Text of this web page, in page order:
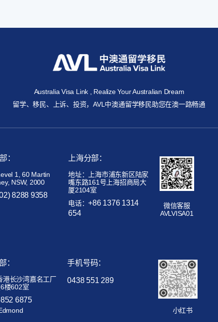
Australia Visa Link , Realize Your Australian Dream
留学、移民、上诉、投资，AVL中澳通留学移民助您在澳一路畅通
：
1, 60 Martin
NSW, 2000
8288 9358
上海分部：
地址：上海市浦东新区陆家
嘴东路161号上海招商局大
厦2104室
电话：+86 1376 1314
654
微信客服
AVLVISA01
：
港长沙湾嘉名工厂
楼602室
6875
手机号码：
0438 551 289
小红书